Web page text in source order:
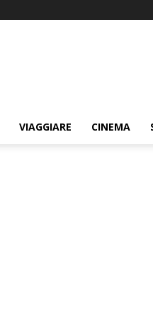
VIAGGIARE CINEMA